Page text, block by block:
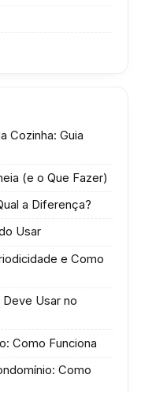
Cozinha: Guia
(e o Que Fazer)
a Diferença?
Usar
e Como
Usar no
Como Funciona
Como